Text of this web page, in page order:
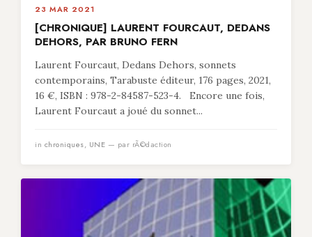
23 MAR 2021
[CHRONIQUE] LAURENT FOURCAUT, DEDANS
DEHORS, PAR BRUNO FERN
Laurent Fourcaut, Dedans Dehors, sonnets
contemporains, Tarabuste éditeur, 176 pages, 2021,
16 €, ISBN : 978-2-84587-523-4. Encore une fois,
Laurent Fourcaut a joué du sonnet...
in chroniques, UNE — par rÃ©daction